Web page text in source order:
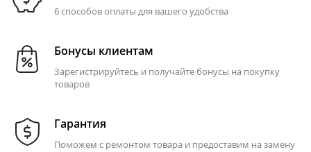
6 способов оплаты для вашего удобства
Бонусы клиентам
Зарегистрируйтесь и получайте бонусы на покупку
товаров
Гарантия
Поможем с ремонтом товара и предоставим на замену